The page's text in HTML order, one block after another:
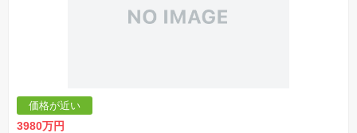
価格が近い
3980万円